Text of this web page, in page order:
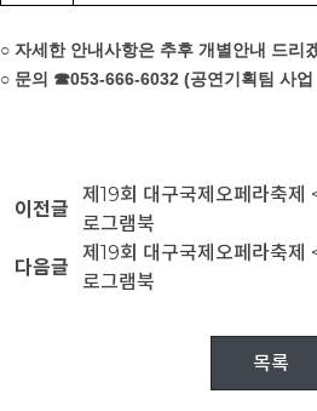
○ 자세한 안내사항은 추후 개별안내 드리
○ 문의 ☎053-666-6032 (공연기획팀 사
이전글
제19회 대구국제오페라축제
로그램북
다음글
제19회 대구국제오페라축제
로그램북
목록